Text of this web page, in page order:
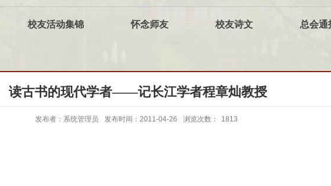
校友活动集锦 怀念师友 校友诗文 总会通
读古书的现代学者——记长江学者程章灿教授
发布者：系统管理员 发布时间：2011-04-26 浏览次数： 1813